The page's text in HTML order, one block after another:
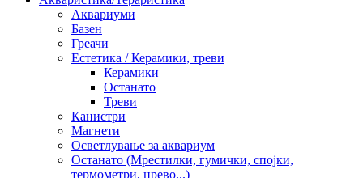
Аквариуми
Базен
Греачи
Естетика / Керамики, треви
Керамики
Останато
Треви
Канистри
Магнети
Осветлување за аквариум
Останато (Мрестилки, гумички, спојки,
термометри, црево...)